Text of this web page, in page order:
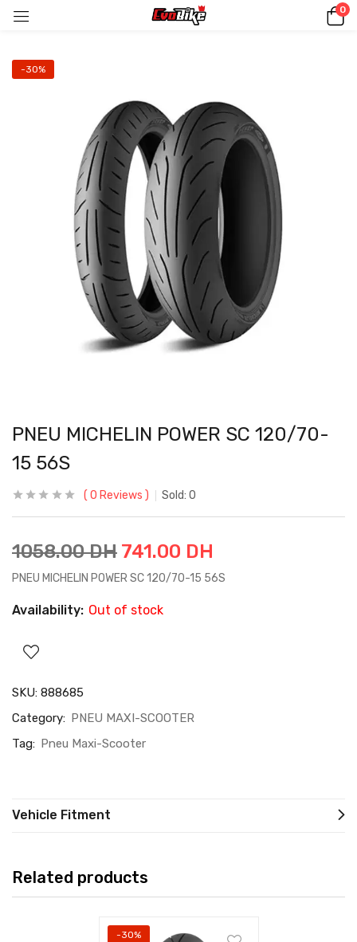
0
-30%
PNEU MICHELIN POWER SC 120/70-
15 56S
0 Reviews Sold: 0
1058.00DH 741.00 DH
PNEU MICHELIN POWER SC 120/70-15 56S
Availability: Out of stock
SKU: 888685
Category: PNEU MAXI-SCOOTER
Tag: Pneu Maxi-Scooter
Vehicle Fitment
Related products
-30%